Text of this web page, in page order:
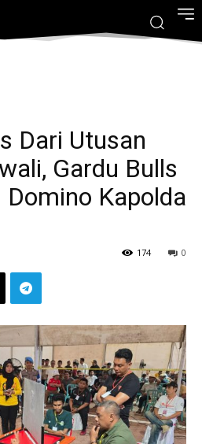
Dari Utusan
Gardu Bulls
Domino Kapolda
0
174